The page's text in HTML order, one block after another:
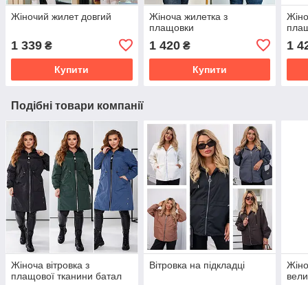
Жіночий жилет довгий
1 339 ₴
Купити
Жіноча жилетка з
плащовки
1 420₴
Купити
1
Подібні товари компанії
Жіноча вітровка з
плащової тканини батал
Вітровка на підкладці